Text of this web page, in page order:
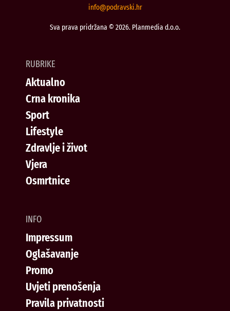
rh.iksvardop
@ofni
Sva prava pridržana © 2026. Planmedia d.o.o.
RUBRIKE
Aktualno
Crna kronika
Sport
Lifestyle
Zdravlje i život
Vjera
Osmrtnice
INFO
Impressum
Oglašavanje
Promo
Uvjeti prenošenja
Pravila privatnosti